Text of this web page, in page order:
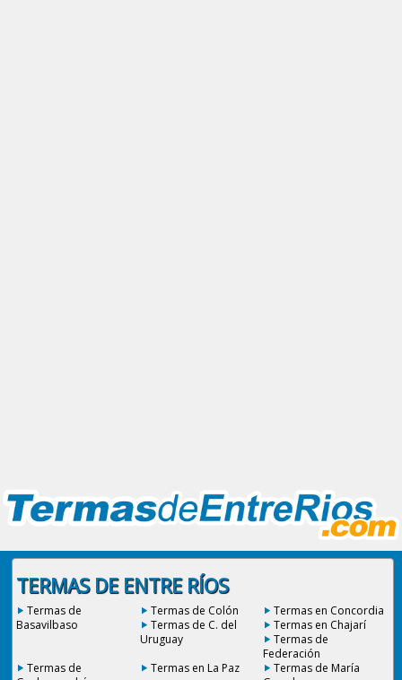
TERMAS DE ENTRE RÍOS
Termas de
Basavilbaso
Termas de Colón
Termas en Concordia
Termas de C. del
Uruguay
Termas en Chajarí
Termas de
Federación
Termas de
Termas en La Paz
Termas de María